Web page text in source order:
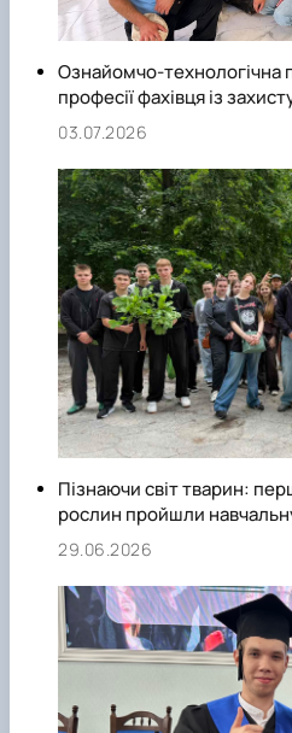
Ознайомчо-технологічна
професії фахівця із
03.07.2026
Пізнаючи світ тварин:
рослин пройшли
29.06.2026